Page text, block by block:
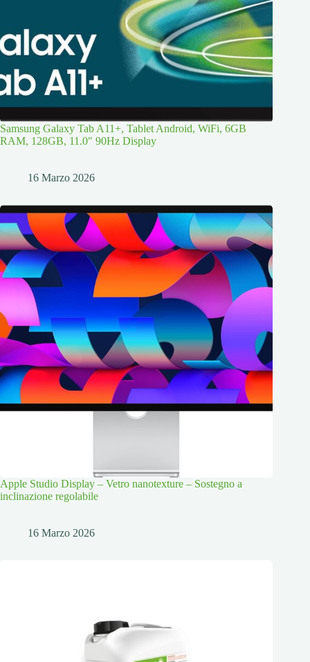
Samsung Galaxy Tab A11+, Tablet Android, WiFi, 6GB
RAM, 128GB, 11.0″ 90Hz Display
16 Marzo 2026
Apple Studio Display – Vetro nanotexture – Sostegno a
inclinazione regolabile
16 Marzo 2026